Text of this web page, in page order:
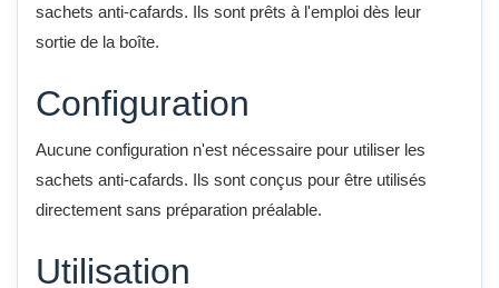
sachets anti-cafards. Ils sont prêts à l'emploi dès leur
sortie de la boîte.
Configuration
Aucune configuration n'est nécessaire pour utiliser les
sachets anti-cafards. Ils sont conçus pour être utilisés
directement sans préparation préalable.
Utilisation